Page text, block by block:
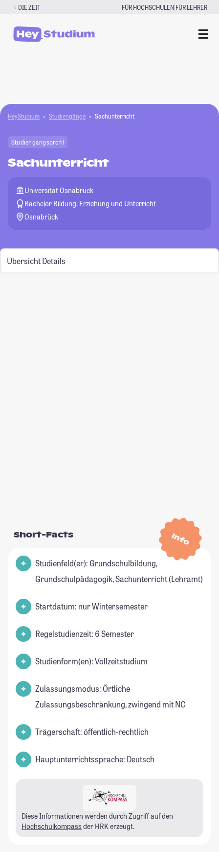
Zum
springen
DIE ZEIT FÜR HOCHSCHULEN|FÜR LEHRER
HeyStudium Studiengänge Sachunterricht
Studiengangsprofil
Sachunterricht
Universität Osnabrück
Bachelor Bildung, Erziehung und Unterricht
Osnabrück
Übersicht Details
Info
Short-Facts
Studienfeld(er): Grundschulbildung,
Grundschulpädagogik, Sachunterricht (Lehramt)
Startdatum: nur Wintersemester
Regelstudienzeit: 6 Semester
Studienform(en): Vollzeitstudium
Zulassungsmodus: Örtliche
Zulassungsbeschränkung, zwingend mit NC
Trägerschaft: öffentlich-rechtlich
Hauptunterrichtssprache: Deutsch
Diese Informationen werden durch Zugriff auf den
Hochschulkompass der HRK erzeugt.